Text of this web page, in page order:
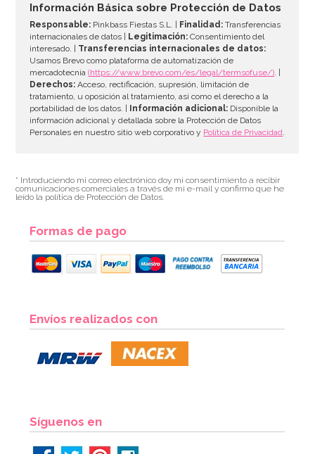
Información Básica sobre Protección de Datos
Responsable: Pinkbass Fiestas S.L. | Finalidad: Transferencias
internacionales de datos |
Legitimación: Consentimiento del
interesado. | Transferencias internacionales de datos:
Usamos Brevo como plataforma de automatización de
mercadotecnia(https://www.brevo.com/es/legal/termsofuse/). |
Derechos: Acceso, rectificación, supresión, limitación de
tratamiento, u oposición al tratamiento, así como el derecho a la
portabilidad de los datos. |
Información adicional: Disponible la
información adicional y detallada sobre la Protección de Datos
Personales en nuestro sitio web corporativo y Política de Privacidad.
* Introduciendo mi correo electrónico doy mi consentimiento a recibir
comunicaciones comerciales a través de mi e-mail y confirmo que he
leído la política de Protección de Datos.
Formas de pago
Envíos realizados con
Síguenos en